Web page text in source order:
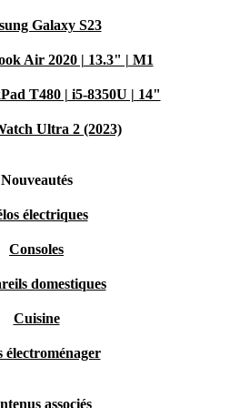
Galaxy S23
Air 2020 | 13.3" | M1
T480 | i5-8350U | 14"
Ultra 2 (2023)
Nouveautés
électriques
Consoles
domestiques
Cuisine
électroménager
associés